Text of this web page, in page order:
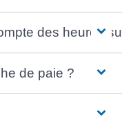
des heures
de paie ?